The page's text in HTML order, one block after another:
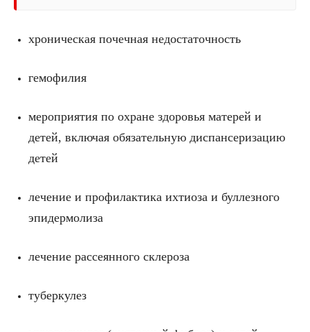
хроническая почечная недостаточность
гемофилия
мероприятия по охране здоровья матерей и
детей, включая обязательную диспансеризацию
детей
лечение и профилактика ихтиоза и буллезного
эпидермолиза
лечение рассеянного склероза
туберкулез